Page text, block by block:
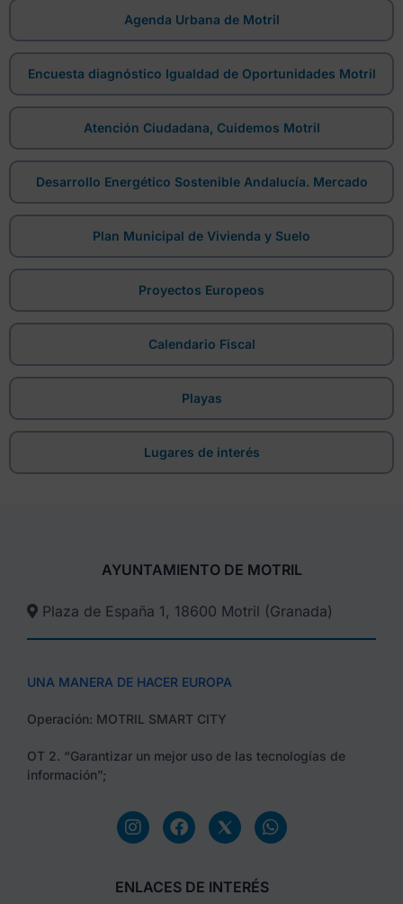
Agenda Urbana de Motril
Encuesta diagnóstico Igualdad de Oportunidades Motril
Atención Ciudadana, Cuidemos Motril
Desarrollo Energético Sostenible Andalucía. Mercado
Plan Municipal de Vivienda y Suelo
Proyectos Europeos
Calendario Fiscal
Playas
Lugares de interés
AYUNTAMIENTO DE MOTRIL
Plaza de España 1, 18600 Motril (Granada)​
UNA MANERA DE HACER EUROPA
Operación: MOTRIL SMART CITY
OT 2. “Garantizar un mejor uso de las tecnologías de
información”;
ENLACES DE INTERÉS